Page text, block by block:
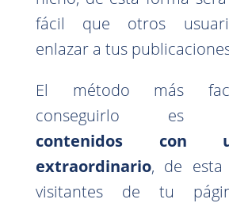
fácil que otros
enlazar a tus
El método más
conseguirlo es
contenidos con
extraordinario, de esta
visitantes de tu